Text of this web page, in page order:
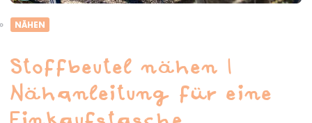
NÄHEN
Stoffbeutel nähen |
Nähanleitung für eine